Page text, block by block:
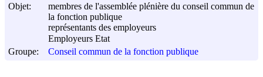
Objet:
membres de l'assemblée plénière du conseil commun de
la fonction publique
représentants des employeurs
Employeurs Etat
Groupe:
Conseil commun de la fonction publique